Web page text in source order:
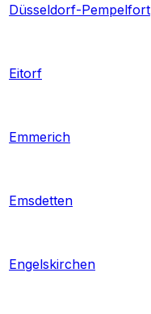
Düsseldorf-Pempelfort
Eitorf
Emmerich
Emsdetten
Engelskirchen